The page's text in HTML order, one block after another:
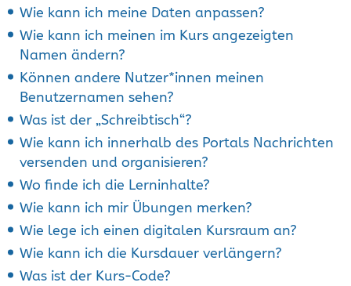
Wie kann ich meine Daten anpassen?
Wie kann ich meinen im Kurs angezeigten
Namen ändern?
Können andere Nutzer*innen meinen
Benutzernamen sehen?
Was ist der „Schreibtisch“?
Wie kann ich innerhalb des Portals Nachrichten
versenden und organisieren?
Wo finde ich die Lerninhalte?
Wie kann ich mir Übungen merken?
Wie lege ich einen digitalen Kursraum an?
Wie kann ich die Kursdauer verlängern?
Was ist der Kurs-Code?